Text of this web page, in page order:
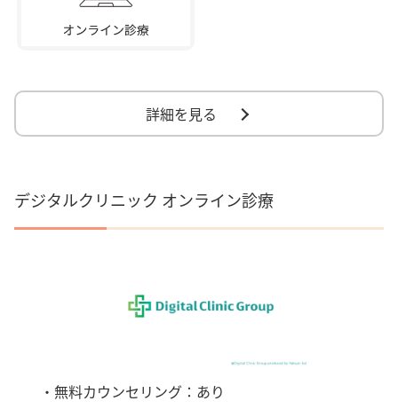
詳細を見る
デジタルクリニック オンライン診療
・無料カウンセリング：あり